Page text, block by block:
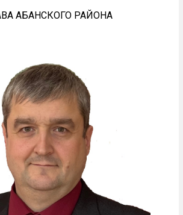
АБАНСКОГО РАЙОНА